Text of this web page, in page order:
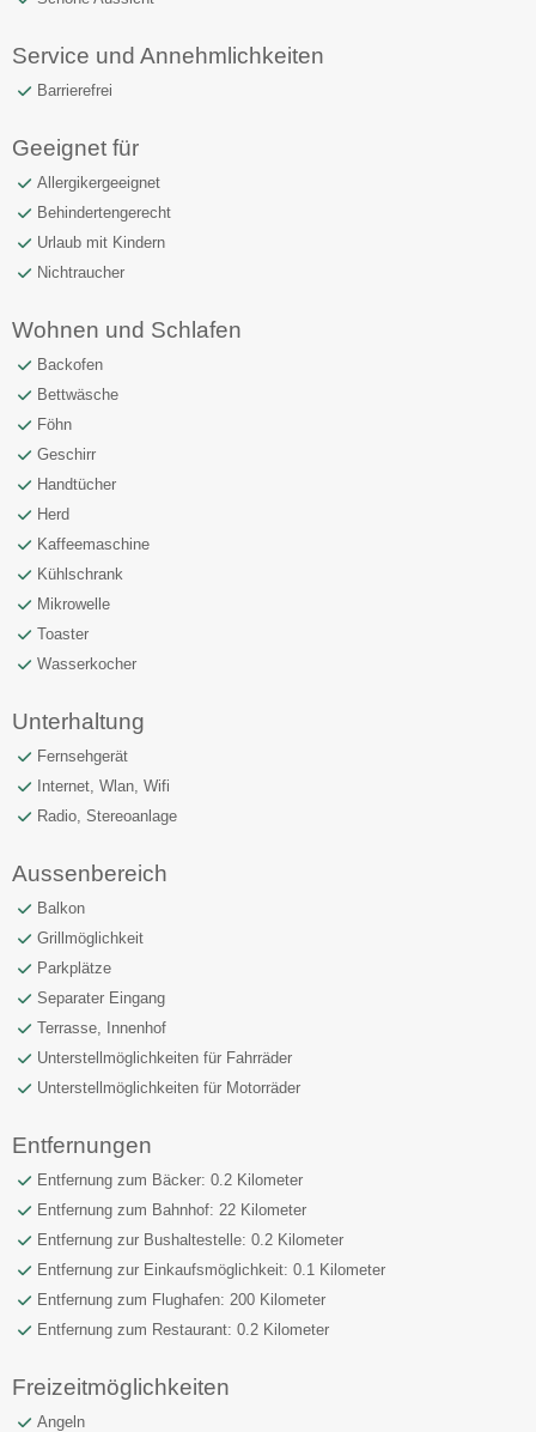
Service und Annehmlichkeiten
Barrierefrei
Geeignet für
Allergikergeeignet
Behindertengerecht
Urlaub mit Kindern
Nichtraucher
Wohnen und Schlafen
Backofen
Bettwäsche
Föhn
Geschirr
Handtücher
Herd
Kaffeemaschine
Kühlschrank
Mikrowelle
Toaster
Wasserkocher
Unterhaltung
Fernsehgerät
Internet, Wlan, Wifi
Radio, Stereoanlage
Aussenbereich
Balkon
Grillmöglichkeit
Parkplätze
Separater Eingang
Terrasse, Innenhof
Unterstellmöglichkeiten für Fahrräder
Unterstellmöglichkeiten für Motorräder
Entfernungen
Entfernung zum Bäcker: 0.2 Kilometer
Entfernung zum Bahnhof: 22 Kilometer
Entfernung zur Bushaltestelle: 0.2 Kilometer
Entfernung zur Einkaufsmöglichkeit: 0.1 Kilometer
Entfernung zum Flughafen: 200 Kilometer
Entfernung zum Restaurant: 0.2 Kilometer
Freizeitmöglichkeiten
Angeln